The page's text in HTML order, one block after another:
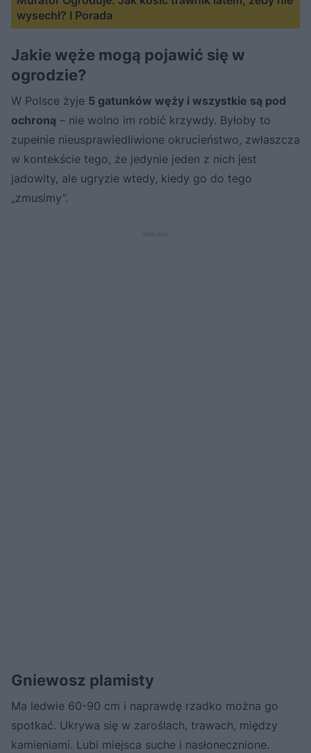
wysechł? I Porada
Jakie węże mogą pojawić się w
ogrodzie?
W Polsce żyje 5 gatunków węży i wszystkie są pod
ochroną – nie wolno im robić krzywdy. Byłoby to
zupełnie nieusprawiedliwione okrucieństwo, zwłaszcza
w kontekście tego, że jedynie jeden z nich jest
jadowity, ale ugryzie wtedy, kiedy go do tego
„zmusimy”.
Gniewosz plamisty
Ma ledwie 60-90 cm i naprawdę rzadko można go
spotkać. Ukrywa się w zaroślach, trawach, między
kamieniami. Lubi miejsca suche i nasłonecznione.